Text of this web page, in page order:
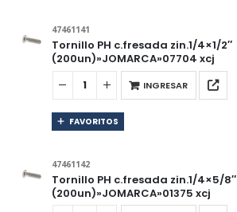
47461141
Tornillo PH c.fresada zin.1/4×1/2″
(200un)»JOMARCA»07704 xcj
INGRESAR
FAVORITOS
47461142
Tornillo PH c.fresada zin.1/4×5/8″
(200un)»JOMARCA»01375 xcj